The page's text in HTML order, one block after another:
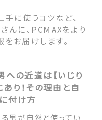
に使うコツなど、
んに、PCMAXをより
お届けします。
への近道は【いじり
あり！その理由と自
付け方
男が自然と使ってい